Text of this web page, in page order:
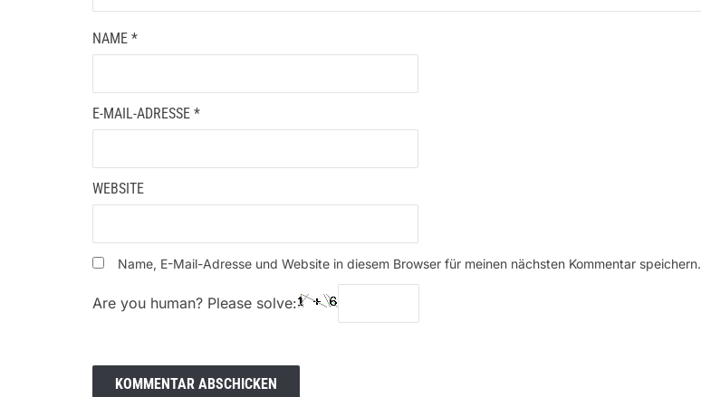
NAME *
E-MAIL-ADRESSE *
WEBSITE
Name, E-Mail-Adresse und Website in diesem Browser für meinen nächsten Kommentar speichern.
Are you human? Please solve: